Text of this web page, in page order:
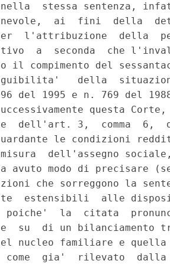
stessa sentenza,
ai  fini  della
l'attribuzione  della
a  seconda  che
il compimento del
della
del 1995 e n. 769 del
questa
dell'art. 3,  comma  6,
le condizioni
dell'assegno
modo di precisare
che sorreggono la
estensibili  alle
la  citata
su  di un
nucleo familiare e
come  gia'  rilevato